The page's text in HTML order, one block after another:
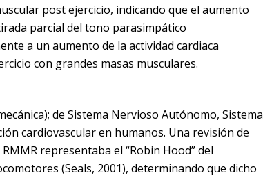
post ejercicio, indicando que el aumento
parcial del tono parasimpático
a un aumento de la actividad cardiaca
con grandes masas musculares.
de Sistema Nervioso Autónomo, Sistema
cardiovascular en humanos. Una revisión de
representaba el “Robin Hood” del
(Seals, 2001), determinando que dicho